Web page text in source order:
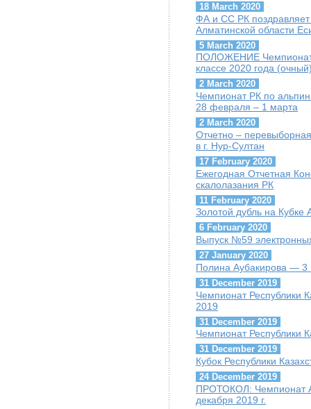
18 March 2020
ФА и СС РК поздравляет
Алматинской области
5 March 2020
ПОЛОЖЕНИЕ Чемпионат
классе 2020 года
2 March 2020
Чемпионат РК по
28 февраля – 1 марта
2 March 2020
Отчетно –
в г. Нур-Султан
17 February 2020
Ежегодная Отчетная
скалолазания РК
11 February 2020
Золотой дубль на
6 February 2020
Выпуск №59
27 January 2020
Полина Аубакирова — 3
31 December 2019
Чемпионат Республики
2019
31 December 2019
Чемпионат Республики
31 December 2019
Кубок Республики
24 December 2019
ПРОТОКОЛ: Чемпионат
декабря 2019 г.